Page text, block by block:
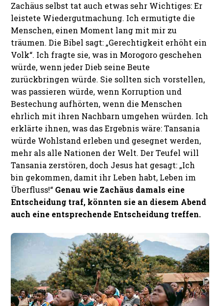
Zachäus selbst tat auch etwas sehr Wichtiges: Er
leistete Wiedergutmachung. Ich ermutigte die
Menschen, einen Moment lang mit mir zu
träumen. Die Bibel sagt: „Gerechtigkeit erhöht ein
Volk“. Ich fragte sie, was in Morogoro geschehen
würde, wenn jeder Dieb seine Beute
zurückbringen würde. Sie sollten sich vorstellen,
was passieren würde, wenn Korruption und
Bestechung aufhörten, wenn die Menschen
ehrlich mit ihren Nachbarn umgehen würden. Ich
erklärte ihnen, was das Ergebnis wäre: Tansania
würde Wohlstand erleben und gesegnet werden,
mehr als alle Nationen der Welt. Der Teufel will
Tansania zerstören, doch Jesus hat gesagt: „Ich
bin gekommen, damit ihr Leben habt, Leben im
Überfluss!“ Genau wie Zachäus damals eine
Entscheidung traf, könnten sie an diesem Abend
auch eine entsprechende Entscheidung treffen.